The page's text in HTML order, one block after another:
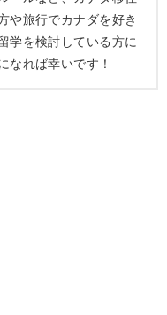
や旅行でカナダを好き
学を検討している方に
なれば幸いです！